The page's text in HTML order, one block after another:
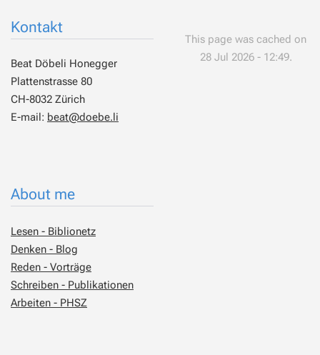
Kontakt
Beat Döbeli Honegger
Plattenstrasse 80
CH-8032 Zürich
E-mail: beat@doebe.li
About me
Lesen - Biblionetz
Denken - Blog
Reden - Vorträge
Schreiben - Publikationen
Arbeiten - PHSZ
This page was cached on
28 Jul 2026 - 12:49.